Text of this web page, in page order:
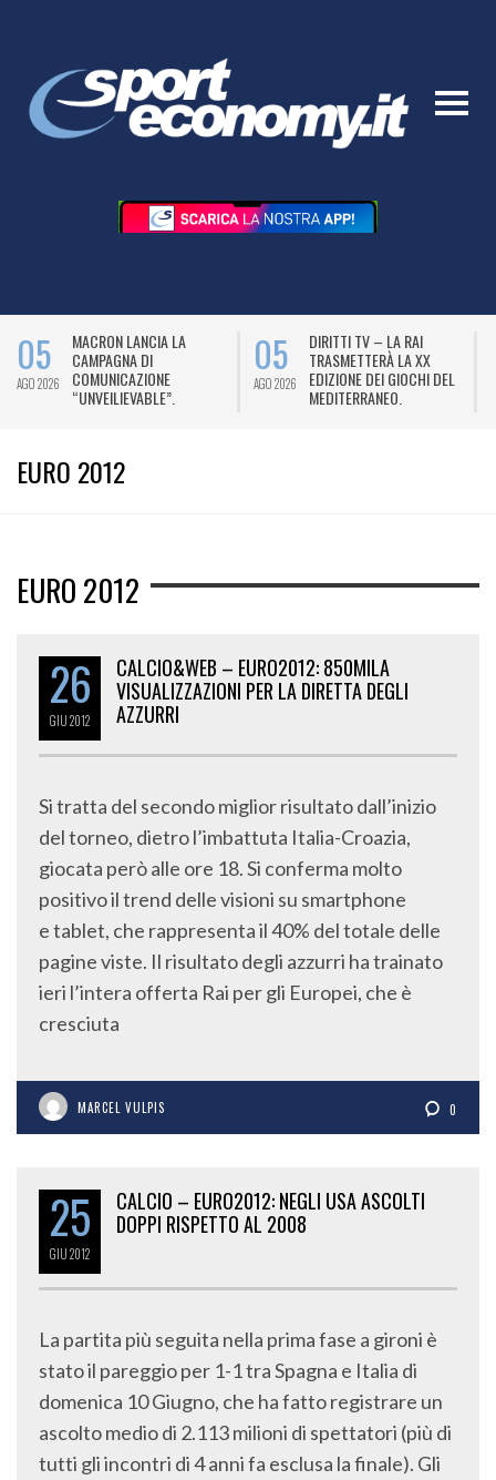
05
AGO 2026
MACRON LANCIA LA
CAMPAGNA DI
COMUNICAZIONE
“UNVEILIEVABLE”.
05
AGO 2026
DIRITTI TV – LA RAI
TRASMETTERÀ LA XX
EDIZIONE DEI GIOCHI DEL
MEDITERRANEO.
EURO 2012
EURO 2012
26
GIU2012
CALCIO&WEB – EURO2012: 850MILA
VISUALIZZAZIONI PER LA DIRETTA DEGLI
AZZURRI
Si tratta del secondo miglior risultato dall’inizio
del torneo, dietro l’imbattuta Italia-Croazia,
giocata però alle ore 18. Si conferma molto
positivo il trend delle visioni su smartphone
e tablet, che rappresenta il 40% del totale delle
pagine viste. Il risultato degli azzurri ha trainato
ieri l’intera offerta Rai per gli Europei, che è
cresciuta
MARCEL VULPIS 0
25
GIU2012
CALCIO – EURO2012: NEGLI USA ASCOLTI
DOPPI RISPETTO AL 2008
La partita più seguita nella prima fase a gironi è
stato il pareggio per 1-1 tra Spagna e Italia di
domenica 10 Giugno, che ha fatto registrare un
ascolto medio di 2.113 milioni di spettatori (più di
tutti gli incontri di 4 anni fa esclusa la finale). Gli